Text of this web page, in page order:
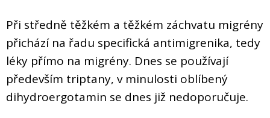
Při středně těžkém a těžkém záchvatu migrény
přichází na řadu specifická antimigrenika, tedy
léky přímo na migrény. Dnes se používají
především triptany, v minulosti oblíbený
dihydroergotamin se dnes již nedoporučuje.